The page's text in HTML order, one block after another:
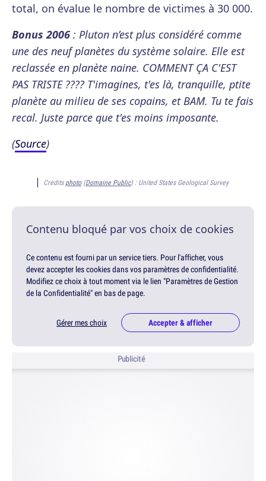
total, on évalue le nombre de victimes à 30 000.
Bonus 2006 : Pluton n’est plus considéré comme
une des neuf planètes du système solaire. Elle est
reclassée en planète naine. COMMENT ÇA C'EST
PAS TRISTE ???? T'imagines, t'es là, tranquille, ptite
planète au milieu de ses copains, et BAM. Tu te fais
recal. Juste parce que t'es moins imposante.
(Source)
Crédits photo(Domaine Public) : United States Geological Survey
Contenu bloqué par vos choix de cookies
Ce contenu est fourni par un service tiers. Pour l'afficher, vous
devez accepter les cookies dans vos paramètres de confidentialité.
Modifiez ce choix à tout moment via le lien "Paramètres de Gestion
de la Confidentialité" en bas de page.
Gérer mes choix Accepter & afficher
Publicité